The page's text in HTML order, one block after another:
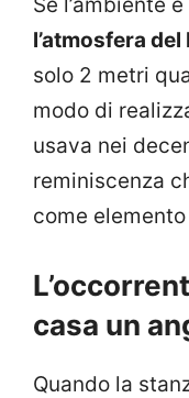
Se l’ambiente
l’atmosfera
solo 2 metri
modo di
usava nei
reminiscenza
come
casa un
Quando la